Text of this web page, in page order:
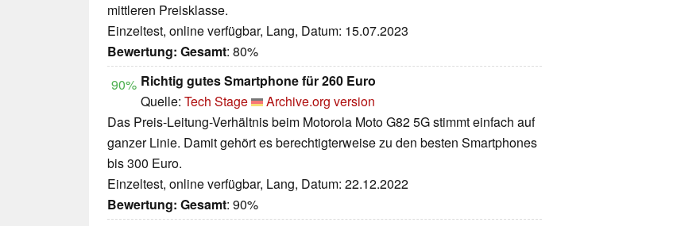
mittleren Preisklasse.
Einzeltest, online verfügbar, Lang, Datum: 15.07.2023
Bewertung: Gesamt: 80%
90% Richtig gutes Smartphone für 260 Euro
Quelle: Tech Stage
Archive.org version
Das Preis-Leitung-Verhältnis beim Motorola Moto G82 5G stimmt einfach auf
ganzer Linie. Damit gehört es berechtigterweise zu den besten Smartphones
bis 300 Euro.
Einzeltest, online verfügbar, Lang, Datum: 22.12.2022
Bewertung: Gesamt: 90%